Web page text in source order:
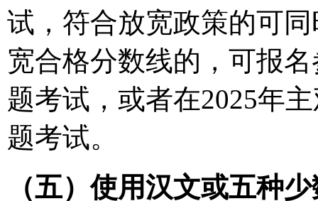
试，符合放宽政策的可
宽合格分数线的，可报
题考试，或者在2025年
题考试。
（五）使用汉文或五种